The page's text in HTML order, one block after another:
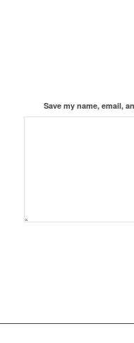
Save my name, email,